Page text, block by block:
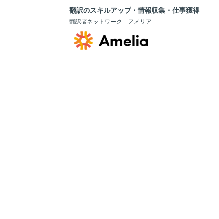
翻訳のスキルアップ・情報収集・仕事獲得
翻訳者ネットワーク アメリア